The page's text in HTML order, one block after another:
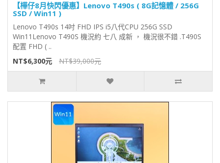
【樺仔8月快閃優惠】Lenovo T490s ( 8G記憶體 / 256G
SSD / Win11 )
Lenovo T490s 14吋 FHD IPS i5八代CPU 256G SSD
Win11Lenovo T490S 機況約 七八 成新 ， 機況很不錯 .T490S
配置 FHD ( ..
NT$6,300元
NT$39,000元